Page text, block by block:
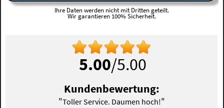
Ihre Daten werden nicht mit Dritten geteilt.
Wir garantieren 100% Sicherheit.
5.00/5.00
Kundenbewertung:
"Toller Service. Daumen hoch!"